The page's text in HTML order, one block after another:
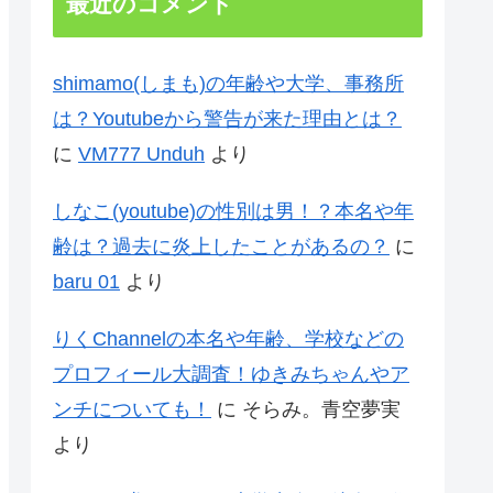
shimamo(しまも)の年齢や大学、事務所
は？Youtubeから警告が来た理由とは？
に VM777 Unduh より
しなこ(youtube)の性別は男！？本名や年
齢は？過去に炎上したことがあるの？ に
baru 01 より
りくChannelの本名や年齢、学校などの
プロフィール大調査！ゆきみちゃんやア
ンチについても！
に そらみ。青空夢実
より